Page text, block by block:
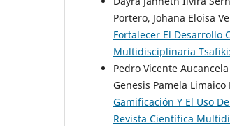
Portero, Johana Eloisa
Fortalecer El Desarrollo
Multidisciplinaria Tsafiki:
Pedro Vicente
Genesis Pamela
Gamificación Y El Uso
Revista Científica